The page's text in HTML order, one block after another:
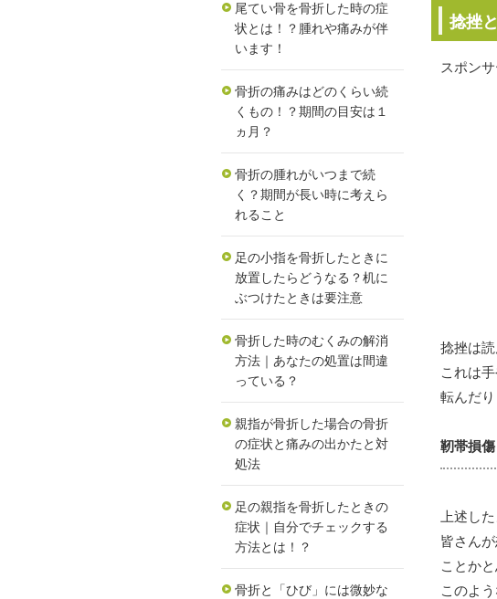
捻挫
スポン
捻挫は
これは
転んだ
靭帯損
上述し
皆さん
ことかと
このよ
尾てい骨を骨折した時の症
状とは！？腫れや痛みが伴
います！
骨折の痛みはどのくらい続
くもの！？期間の目安は１
ヵ月？
骨折の腫れがいつまで続
く？期間が長い時に考えら
れること
足の小指を骨折したときに
放置したらどうなる？机に
ぶつけたときは要注意
骨折した時のむくみの解消
方法｜あなたの処置は間違
っている？
親指が骨折した場合の骨折
の症状と痛みの出かたと対
処法
足の親指を骨折したときの
症状｜自分でチェックする
方法とは！？
骨折と「ひび」には微妙な